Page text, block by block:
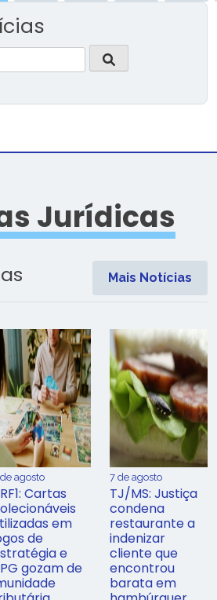
Jurídicas
Mais Notícias
agosto
Cartas
em
de
e
gozam de
7 de agosto
TJ/MS: Justiça
condena
restaurante a
indenizar
cliente que
encontrou
barata em